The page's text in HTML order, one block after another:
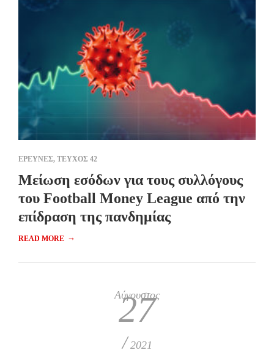
ΕΡΕΥΝΕΣ, ΤΕΥΧΟΣ 42
Μείωση εσόδων για τους συλλόγους
του Football Money League από την
επίδραση της πανδημίας
READ MORE →
Αύγουστος
27
/ 2021